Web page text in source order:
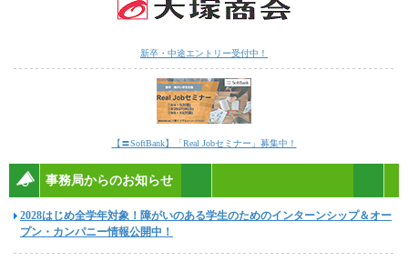
新卒・中途エントリー受付中！
【〓SoftBank】「Real Jobセミナー」募集中！
事務局からのお知らせ
2028はじめ全学年対象！障がいのある学生のためのインターンシップ＆オー
プン・カンパニー情報公開中！